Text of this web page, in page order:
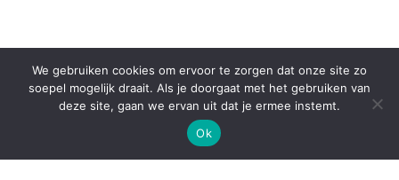
We gebruiken cookies om ervoor te zorgen dat onze site zo
soepel mogelijk draait. Als je doorgaat met het gebruiken van
deze site, gaan we ervan uit dat je ermee instemt.
Ok